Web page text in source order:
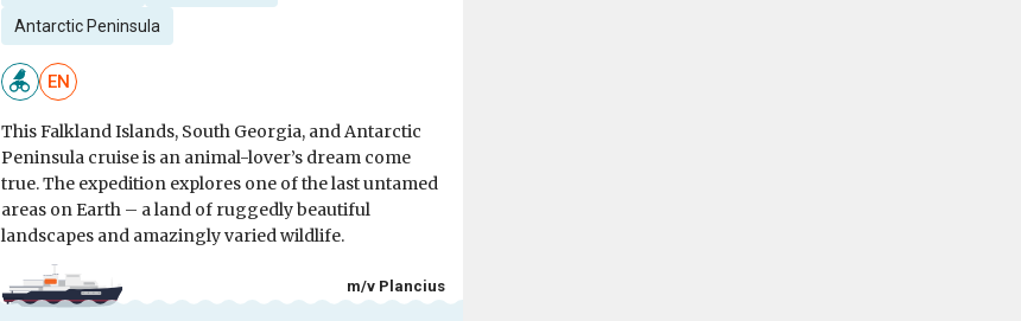
Antarctic Peninsula
EN
This Falkland Islands, South Georgia, and Antarctic
Peninsula cruise is an animal-lover’s dream come
true. The expedition explores one of the last untamed
areas on Earth – a land of ruggedly beautiful
landscapes and amazingly varied wildlife.
m/v Plancius